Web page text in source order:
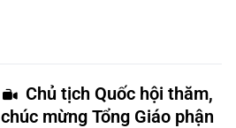
Chủ tịch Quốc hội thăm,
chúc mừng Tổng Giáo phận